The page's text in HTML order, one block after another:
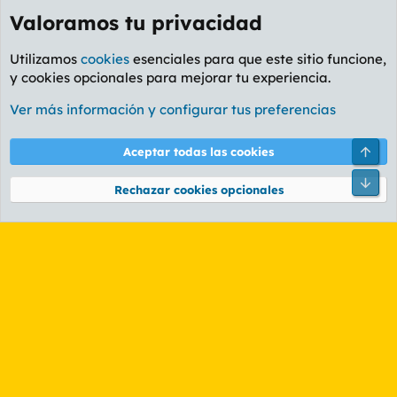
Foro Rapiñas
Cookies
PL OLDSTYLE AMARILLO
Términos y reglas Política de privacidad Ayuda
Community platform by XenForo® © 2010-2026 XenForo Ltd.
Valoramos tu privacidad
Utilizamos cookies esenciales para que este sitio funcione,
y cookies opcionales para mejorar tu experiencia.
Ver más información y configurar tus preferencias
Aceptar todas las cookies
Rechazar cookies opcionales
Pie